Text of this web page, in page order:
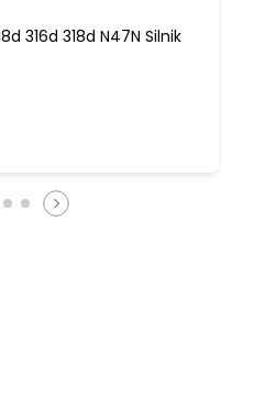
316d 318d N47N Silnik